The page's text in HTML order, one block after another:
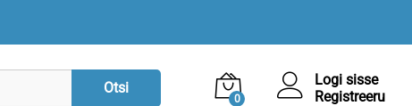
Otsi
0
Logi sisse
Registreeru